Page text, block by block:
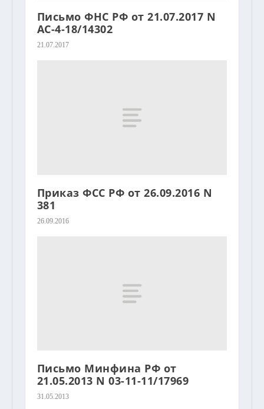
Письмо ФНС РФ от 21.07.2017 N
АС-4-18/14302
21.07.2017
Приказ ФСС РФ от 26.09.2016 N
381
26.09.2016
Письмо Минфина РФ от
21.05.2013 N 03-11-11/17969
31.05.2013